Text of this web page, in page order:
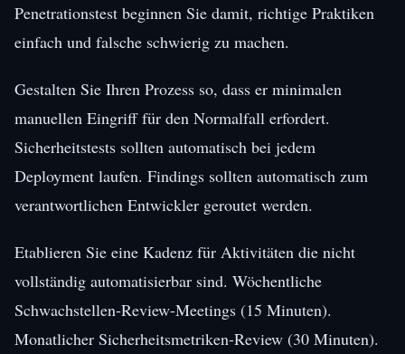
Penetrationstest beginnen Sie damit, richtige Praktiken
einfach und falsche schwierig zu machen.
Gestalten Sie Ihren Prozess so, dass er minimalen
manuellen Eingriff für den Normalfall erfordert.
Sicherheitstests sollten automatisch bei jedem
Deployment laufen. Findings sollten automatisch zum
verantwortlichen Entwickler geroutet werden.
Etablieren Sie eine Kadenz für Aktivitäten die nicht
vollständig automatisierbar sind. Wöchentliche
Schwachstellen-Review-Meetings (15 Minuten).
Monatlicher Sicherheitsmetriken-Review (30 Minuten).